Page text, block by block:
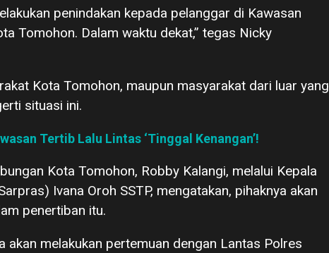
penindakan kepada pelanggar di Kawasan
Tomohon. Dalam waktu dekat,” tegas Nicky
Kota Tomohon, maupun masyarakat dari luar yang
situasi ini.
Tertib Lalu Lintas ‘Tinggal Kenangan’!
Kota Tomohon, Robby Kalangi, melalui Kepala
Ivana Oroh SSTP, mengatakan, pihaknya akan
penertiban itu.
akan melakukan pertemuan dengan Lantas Polres